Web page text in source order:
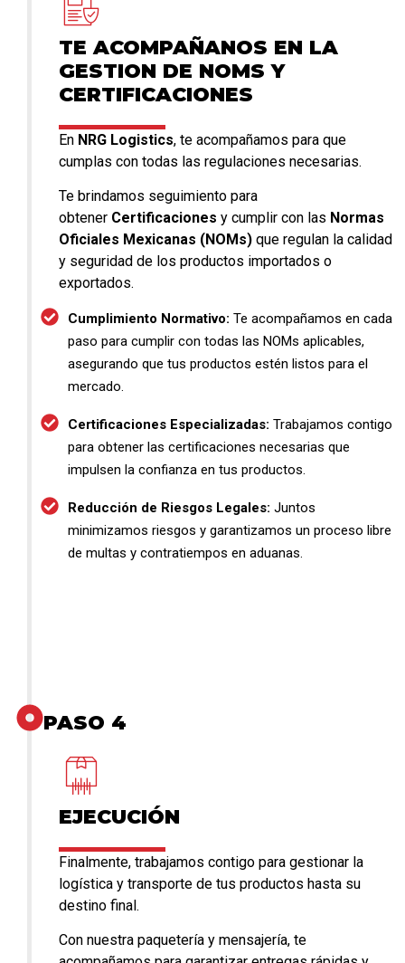
TE ACOMPAÑANOS EN LA
GESTION DE NOMS Y
CERTIFICACIONES
En NRG Logistics, te acompañamos para que
cumplas con todas las regulaciones necesarias.
Te brindamos seguimiento para
obtener Certificaciones y cumplir con las Normas
Oficiales Mexicanas (NOMs) que regulan la calidad
y seguridad de los productos importados o
exportados.
Cumplimiento Normativo: Te acompañamos en cada
paso para cumplir con todas las NOMs aplicables,
asegurando que tus productos estén listos para el
mercado.
Certificaciones Especializadas: Trabajamos contigo
para obtener las certificaciones necesarias que
impulsen la confianza en tus productos.
Reducción de Riesgos Legales: Juntos
minimizamos riesgos y garantizamos un proceso libre
de multas y contratiempos en aduanas.
PASO 4
EJECUCIÓN
Finalmente, trabajamos contigo para gestionar la
logística y transporte de tus productos hasta su
destino final.
Con nuestra paquetería y mensajería, te